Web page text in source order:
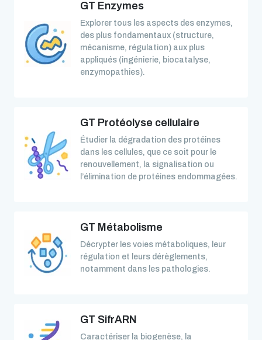
GT Enzymes
Explorer tous les aspects des enzymes,
des plus fondamentaux (structure,
mécanisme, régulation) aux plus
appliqués (ingénierie, biocatalyse,
enzymopathies).
GT Protéolyse cellulaire
Étudier la dégradation des protéines
dans les cellules, que ce soit pour le
renouvellement, la signalisation ou
l’élimination de protéines endommagées.
GT Métabolisme
Décrypter les voies métaboliques, leur
régulation et leurs dérèglements,
notamment dans les pathologies.
GT SifrARN
Caractériser la biogenèse, la